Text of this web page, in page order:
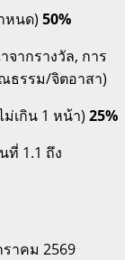
หนด) 50%
จากรางวัล, การ
ธรรม/จิตอาสา)
เกิน 1 หน้า) 25%
ที่ 1.1 ถึง
าคม 2569